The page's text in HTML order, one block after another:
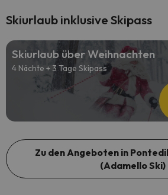
Skiurlaub inklusive Skipass
Skiurlaub über Weihnachten
4 Nächte + 3 Tage Skipass
Zu den Angeboten in
(Adamello Ski)